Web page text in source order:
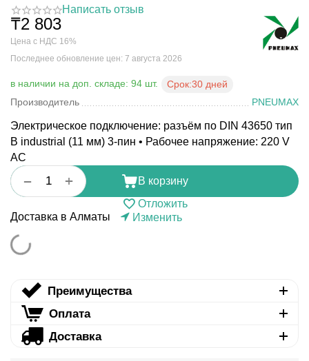
Написать отзыв
₸2 803
Цена с НДС 16%
Последнее обновление цен: 7 августа 2026
в наличии на доп. складе: 94 шт. Срок:30 дней
Производитель
PNEUMAX
Электрическое подключение: разъём по DIN 43650 тип
B industrial (11 мм) 3-пин • Рабочее напряжение: 220 V
AC
+
−
В корзину
Отложить
Доставка в Алматы
Изменить
Преимущества
Оплата
Доставка